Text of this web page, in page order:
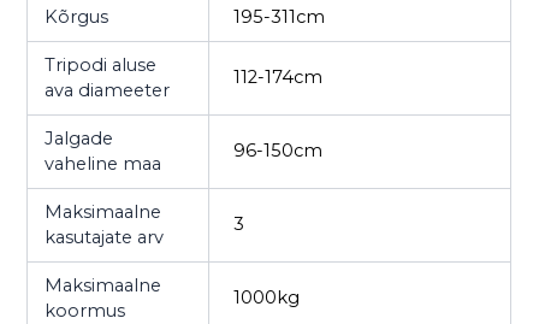
Kõrgus 195-311cm
Tripodi aluse
ava diameeter
112-174cm
Jalgade
vaheline maa
96-150cm
Maksimaalne
kasutajate arv
3
Maksimaalne
koormus
1000kg